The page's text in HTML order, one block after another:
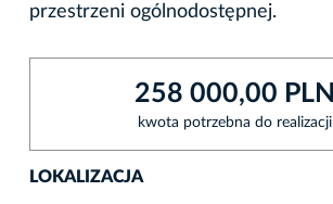
przestrzeni ogólnodostępnej.
258 000,00 PLN
kwota potrzebna do realizacji
LOKALIZACJA